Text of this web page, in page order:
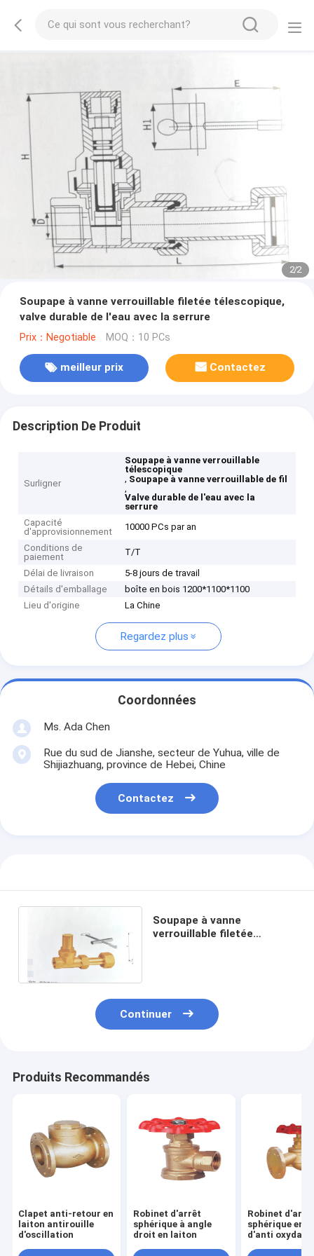
2/2
Soupape à vanne verrouillable filetée télescopique,
valve durable de l'eau avec la serrure
Prix：Negotiable MOQ：10 PCs
meilleur prix Contactez
Description De Produit
Surligner
Soupape à vanne verrouillable
télescopique
, Soupape à vanne verrouillable de fil
,
Valve durable de l'eau avec la
serrure
Capacité
d'approvisionnement
10000 PCs par an
Conditions de
paiement
T/T
Délai de livraison
5-8 jours de travail
Détails d'emballage
boîte en bois 1200*1100*1100
Lieu d'origine
La Chine
Regardez plus
Coordonnées
Ms. Ada Chen
Rue du sud de Jianshe, secteur de Yuhua, ville de
Shijiazhuang, province de Hebei, Chine
Contactez
Soupape à vanne
verrouillable filetée
Continuer
Produits Recommandés
Clapet anti-retour en
laiton antirouille
d'oscillation
Robinet d'arrêt
sphérique à angle
droit en laiton
Robinet
sphérique en
d'anti